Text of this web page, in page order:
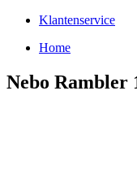
Klantenservice
Home
Nebo Rambler